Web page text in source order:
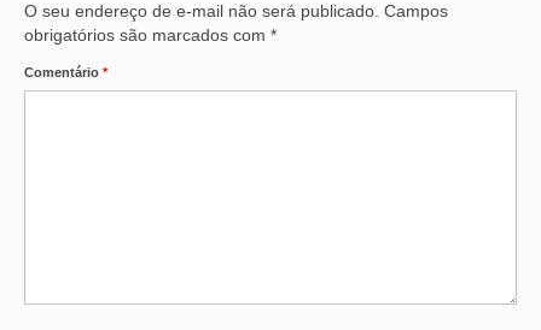
O seu endereço de e-mail não será publicado. Campos
obrigatórios são marcados com *
Comentário *